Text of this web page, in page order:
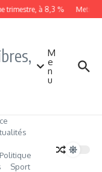
trimestre, à 8,3 %
M
e
n
u
Politique
Sport